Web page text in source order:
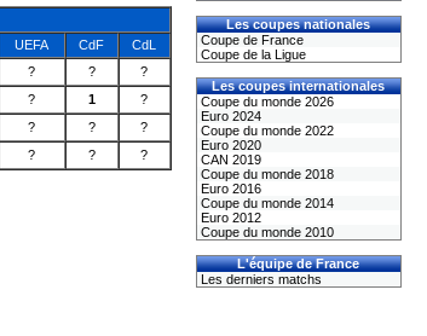
UEFA CdF CdL
? ? ?
? 1 ?
? ? ?
? ? ?
Les coupes nationales
Coupe de France
Coupe de la Ligue
Les coupes internationales
Coupe du monde 2026
Euro 2024
Coupe du monde 2022
Euro 2020
CAN 2019
Coupe du monde 2018
Euro 2016
Coupe du monde 2014
Euro 2012
Coupe du monde 2010
L'équipe de France
Les derniers matchs